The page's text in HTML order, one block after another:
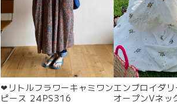
❤︎リトルフラワーキャミワン
ピース 24PS316
エンブロイダリ
オープンVネッ